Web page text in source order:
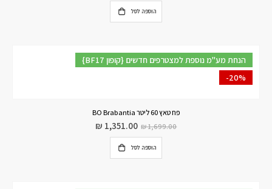
הוספה לסל
{BF17 קופון} הנחת מע"מ נוספת למצטרפים חדשים
-20%
פח טאץ 60 ליטר BO Brabantia
₪1,699.00
₪ 1,351.00
הוספה לסל